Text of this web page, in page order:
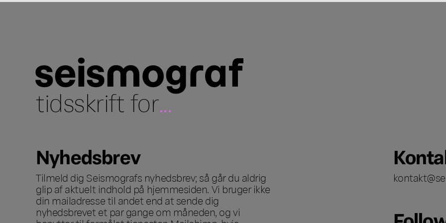
tidsskrift for...
Nyhedsbrev
Tilmeld dig Seismografs nyhedsbrev; så går du aldrig
glip af aktuelt indhold på hjemmesiden. Vi bruger ikke
din mailadresse til andet end at sende dig
nyhedsbrevet et par gange om måneden, og vi